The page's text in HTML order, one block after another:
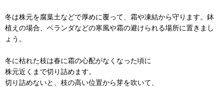
冬は株元を腐葉土などで厚めに覆って、霜や凍結から守ります。鉢
植えの場合、ベランダなどの寒風や霜の避けられる場所に置きまし
ょう。
冬に枯れた枝は春に霜の心配がなくなった頃に
株元近くまで切り詰めます。
切り詰めないと、枝の高い位置から芽を吹いて、